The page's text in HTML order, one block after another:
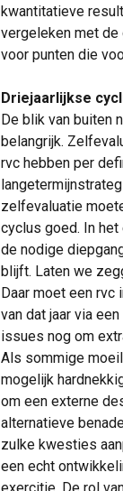
kwantitatieve
vergeleken met de
voor punten die
Driejaarlijkse
De blik van buiten
belangrijk.
rvc hebben per
zelfevaluatie
cyclus goed. In
de nodige
blijft. Laten we
Daar moet een rvc
van dat jaar via
issues nog om
Als sommige
mogelijk
om een externe
alternatieve
zulke kwesties
een echt